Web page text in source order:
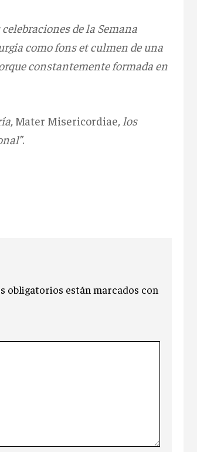
de la Semana
como fons et culmen de una
constantemente formada en
Mater Misericordiae, los
.
obligatorios están marcados con